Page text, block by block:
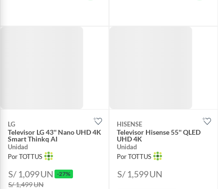
LG
Televisor LG 43'' Nano UHD 4K
Smart Thinkq AI
Unidad
Por TOTTUS
S/ 1,099UN -27%
S/ 1,499UN
HISENSE
Televisor Hisense 55'' QLED
UHD 4K
Unidad
Por TOTTUS
S/ 1,599UN